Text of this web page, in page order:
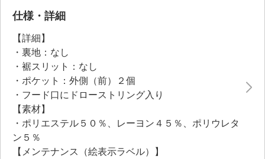
トが身体を包み込んで、女性らしさを醸し出します。
仕様・詳細
【詳細】
・裏地：なし
・裾スリット：なし
・ポケット：外側（前）２個
・フード口にドローストリング入り
【素材】
・ポリエステル５０％、レーヨン４５％、ポリウレタ
ン５％
【メンテナンス（絵表示ラベル）】